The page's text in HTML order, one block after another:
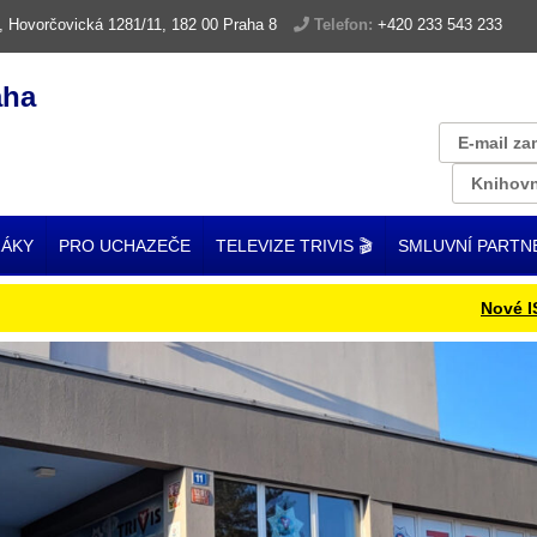
1281/11, 182 00 Praha 8 Telefon: +420 233 543 233
E-mail
PRO UCHAZEČE TELEVIZE TRIVIS 🎬 SMLUVNÍ
Nové ISIC